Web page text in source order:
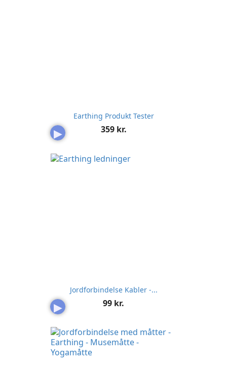
▶
Earthing Produkt Tester
Pris
359 kr.
▶
Jordforbindelse Kabler -...
Pris
99 kr.